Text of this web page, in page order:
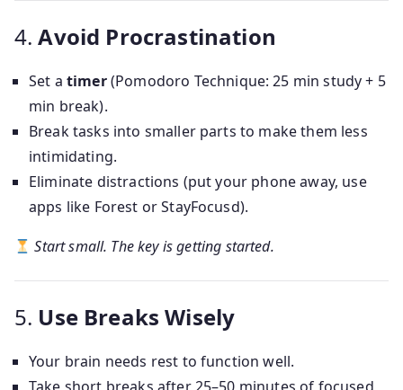
4.Avoid Procrastination
Set a timer(Pomodoro Technique: 25 min study + 5
min break).
Break tasks into smaller parts to make them less
intimidating.
Eliminate distractions (put your phone away, use
apps like Forest or StayFocusd).
Start small. The key is getting started.
5. Use Breaks Wisely
Your brain needs rest to function well.